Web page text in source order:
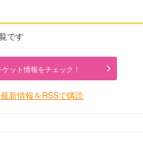
です
ット情報をチェック！
新情報をRSSで購読